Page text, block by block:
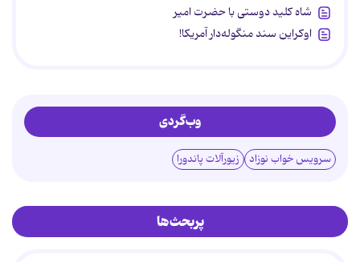
شاه کلید دوستی با حضرت امیر
اوکراین سند منگوله‌دار آمریکا!
وب‌گردی
سرویس خواب نوزاد زیورآلات پاندورا
پربحث‌ها